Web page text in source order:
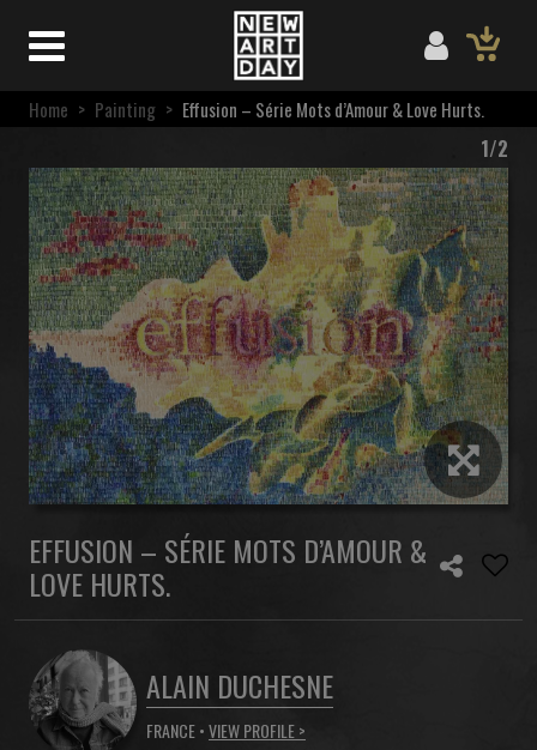
Home > Painting > Effusion – Série Mots d’Amour & Love Hurts.
1/2
EFFUSION – SÉRIE MOTS D’AMOUR &
LOVE HURTS.
ALAIN DUCHESNE
FRANCE •VIEW PROFILE >